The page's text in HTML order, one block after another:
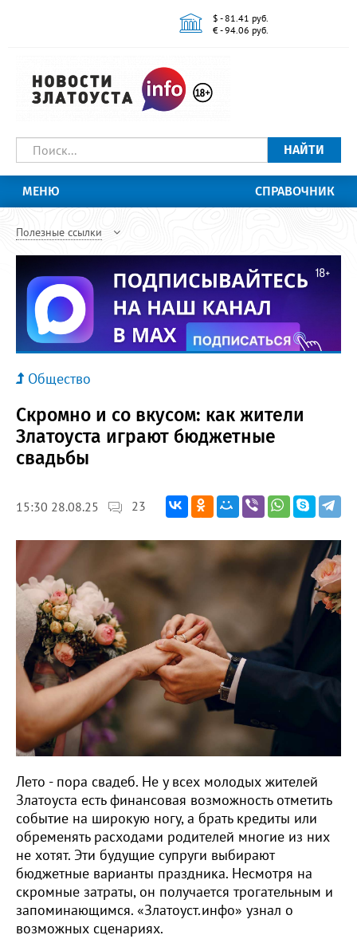
$ - 81.41 руб.
€ - 94.06 руб.
НАЙТИ
МЕНЮ СПРАВОЧНИК
Полезные ссылки
Общество
Скромно и со вкусом: как жители
Златоуста играют бюджетные
свадьбы
15:30 28.08.25 23
Лето - пора свадеб. Не у всех молодых жителей
Златоуста есть финансовая возможность отметить
событие на широкую ногу, а брать кредиты или
обременять расходами родителей многие из них
не хотят. Эти будущие супруги выбирают
бюджетные варианты праздника. Несмотря на
скромные затраты, он получается трогательным и
запоминающимся. «Златоуст.инфо» узнал о
возможных сценариях.